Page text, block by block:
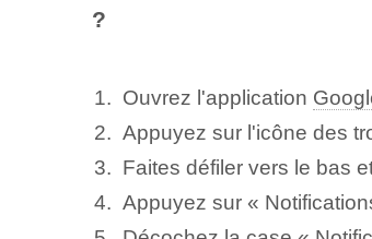
?
Ouvrez l'application
Appuyez sur l'icône des
Faites défiler vers le bas
Appuyez sur «